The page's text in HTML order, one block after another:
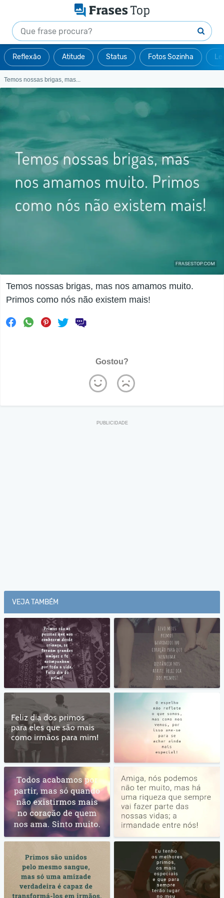
Reflexão Atitude Status Fotos Sozinha
Temos nossas brigas, mas...
Temos nossas brigas, mas nos amamos muito.
Primos como nós não existem mais!
Gostou?
VEJA TAMBÉM